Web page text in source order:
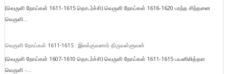
(வெருளி நோய்கள் 1611-1615 தொடர்ச்சி) வெருளி நோய்கள் 1616-1620 பரந்த சிந்தனை
வெருளி...
வெருளி நோய்கள் 1611-1615 : இலக்குவனார் திருவள்ளுவன்
(வெருளி நோய்கள் 1607-1610 தொடர்ச்சி) வெருளி நோய்கள் 1611-1615 பயனிலித்தள
வெருளி -...